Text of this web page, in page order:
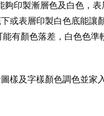
印製漸層色及白色，
或表層印製白色底能
有顏色落差，白色色準
樣及字樣顏色調色並